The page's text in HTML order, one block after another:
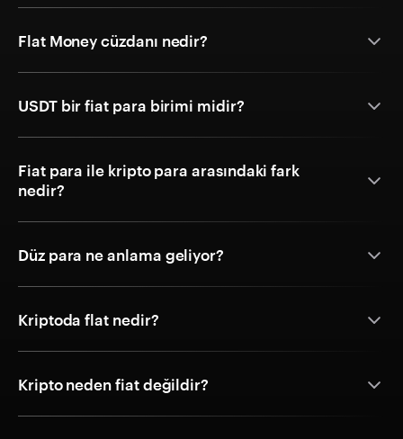
Flat Money cüzdanı nedir?
USDT bir fiat para birimi midir?
Fiat para ile kripto para arasındaki fark
nedir?
Düz para ne anlama geliyor?
Kriptoda flat nedir?
Kripto neden fiat değildir?